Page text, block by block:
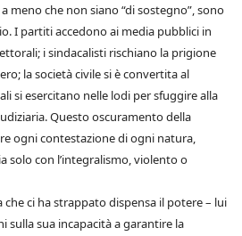
meno che non siano “di sostegno”, sono
I partiti accedono ai media pubblici in
i sindacalisti rischiano la prigione
la società civile si è convertita al
si esercitano nelle lodi per sfuggire alla
Questo oscuramento della
ogni contestazione di ogni natura,
solo con l’integralismo, violento o
che ci ha strappato dispensa il potere – lui
sulla sua incapacità a garantire la